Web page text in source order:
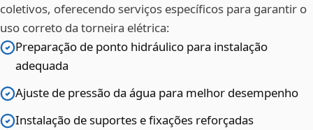
coletivos, oferecendo serviços específicos para garantir o
uso correto da torneira elétrica:
Preparação de ponto hidráulico para instalação
adequada
Ajuste de pressão da água para melhor desempenho
Instalação de suportes e fixações reforçadas